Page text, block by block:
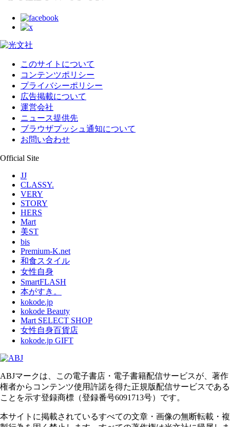
このサイトについて
コンテンツポリシー
プライバシーポリシー
広告掲載について
運営会社
ニュース提供先
ブラウザプッシュ通知について
お問い合わせ
Official Site
JJ
CLASSY.
VERY
STORY
HERS
Mart
美ST
bis
Premium-K.net
和食スタイル
女性自身
SmartFLASH
本がすき。
kokode.jp
kokode Beauty
Mart SELECT SHOP
女性自身百貨店
kokode.jp GIFT
ABJマークは、この電子書店・電子書籍配信サービスが、著作
権者からコンテンツ使用許諾を得た正規版配信サービスである
ことを示す登録商標（登録番号6091713号）です。
本サイトに掲載されているすべての文章・画像の無断転載・複